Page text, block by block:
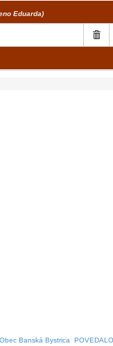
Eduarda)
Obec Banská Bystrica